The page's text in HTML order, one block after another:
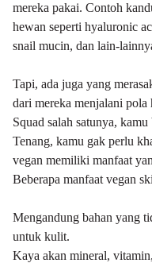
mereka pakai. Contoh
hewan seperti hyaluronic
snail mucin, dan lain-
Tapi, ada juga yang
dari mereka menjalani
Squad salah satunya,
Tenang, kamu gak perlu
vegan memiliki manfaat
Beberapa manfaat vegan
Mengandung bahan yang
untuk kulit.
Kaya akan mineral,